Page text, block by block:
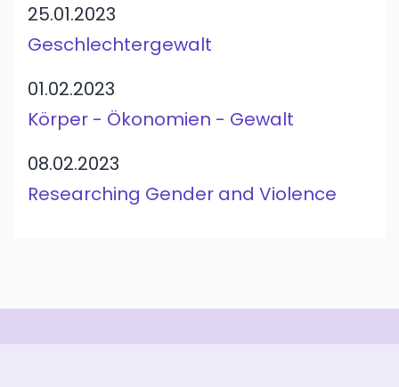
25.01.2023
Geschlechtergewalt
01.02.2023
Körper - Ökonomien - Gewalt
08.02.2023
Researching Gender and Violence